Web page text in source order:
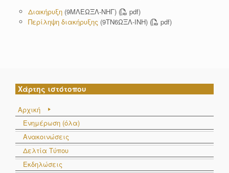
Διακήρυξη(9ΜΛΕΩΞΛ-ΝΗΓ) (
pdf)
Περίληψη διακήρυξης (9ΤΝ6ΩΞΛ-ΙΝΗ) ( pdf)
Χάρτης ιστότοπου
Αρχική
Ενημέρωση (όλα)
Ανακοινώσεις
Δελτία Τύπου
Εκδηλώσεις